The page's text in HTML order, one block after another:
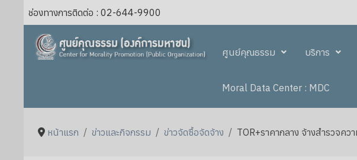
ช่องทางการติดต่อ : 02-644-9900
ศูนย์คุณธรรม
บริการ
Moral Data Center : MDC
หน้าแรก ข่าวและกิจกรรม ข่าวจัดซื้อจัดจ้าง TOR+ราคากลาง จ้างสำรวจ